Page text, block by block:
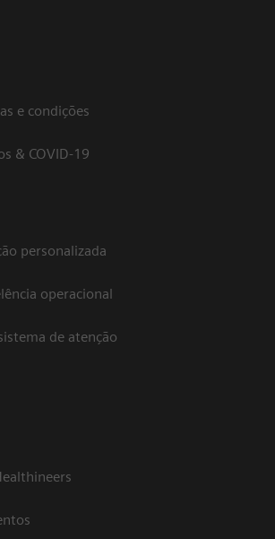
e condições
& COVID-19
personalizada
operacional
de atenção